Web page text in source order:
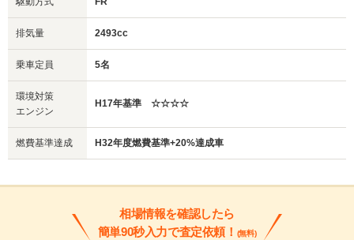
排気量 2493cc
乗車定員 5名
環境対策
エンジン
H17年基準 ☆☆☆☆
燃費基準達成 H32年度燃費基準+20%達成車
相場情報を確認したら
簡単90秒入力で査定依頼！ (無料)